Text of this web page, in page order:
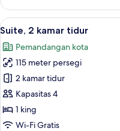
Kamar
Deluks,
1
Tidur
King
Lihat
semua
foto
untuk
Suite,
2
kamar
tidur
12
Suite, 2 kamar tidur
Pemandangan kota
115 meter persegi
2 kamar tidur
Kapasitas 4
1 king
Wi-Fi Gratis